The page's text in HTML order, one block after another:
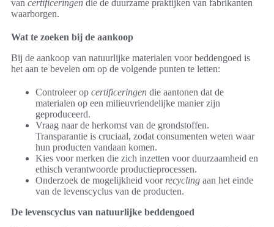
van certificeringen die de duurzame praktijken van fabrikanten
waarborgen.
Wat te zoeken bij de aankoop
Bij de aankoop van natuurlijke materialen voor beddengoed is
het aan te bevelen om op de volgende punten te letten:
Controleer op certificeringen die aantonen dat de
materialen op een milieuvriendelijke manier zijn
geproduceerd.
Vraag naar de herkomst van de grondstoffen.
Transparantie is cruciaal, zodat consumenten weten waar
hun producten vandaan komen.
Kies voor merken die zich inzetten voor duurzaamheid en
ethisch verantwoorde productieprocessen.
Onderzoek de mogelijkheid voor recycling aan het einde
van de levenscyclus van de producten.
De levenscyclus van natuurlijke beddengoed